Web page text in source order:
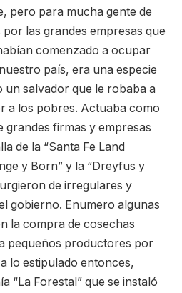
pero para mucha gente de
las grandes empresas que
comenzado a ocupar
país, era una especie
un salvador que le robaba a
a los pobres. Actuaba como
grandes firmas y empresas
de la “Santa Fe Land
y Born” y la “Dreyfus y
de irregulares y
gobierno. Enumero algunas
la compra de cosechas
pequeños productores por
lo estipulado entonces,
“La Forestal” que se instaló